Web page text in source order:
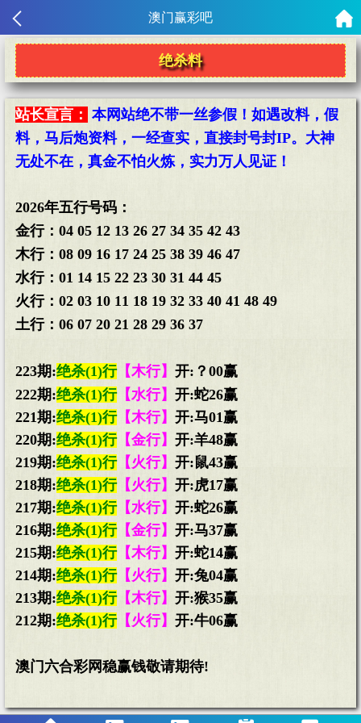
澳门赢彩吧
绝杀料
站长宣言：
本网站绝不带一丝参假！如遇改料，假
料，马后炮资料，一经查实，直接封号封IP。大神
无处不在，真金不怕火炼，实力万人见证！
2026年五行号码：
金行：04 05 12 13 26 27 34 35 42 43
木行：08 09 16 17 24 25 38 39 46 47
水行：01 14 15 22 23 30 31 44 45
火行：02 03 10 11 18 19 32 33 40 41 48 49
土行：06 07 20 21 28 29 36 37
223期:绝杀(1)行【木行】开:？00赢
222期:绝杀(1)行【水行】开:蛇26赢
221期:绝杀(1)行【木行】开:马01赢
220期:绝杀(1)行【金行】开:羊48赢
219期:绝杀(1)行【火行】开:鼠43赢
218期:绝杀(1)行【火行】开:虎17赢
217期:绝杀(1)行【水行】开:蛇26赢
216期:绝杀(1)行【金行】开:马37赢
215期:绝杀(1)行【木行】开:蛇14赢
214期:绝杀(1)行【火行】开:兔04赢
213期:绝杀(1)行【木行】开:猴35赢
212期:绝杀(1)行【火行】开:牛06赢
澳门六合彩网稳赢钱敬请期待!